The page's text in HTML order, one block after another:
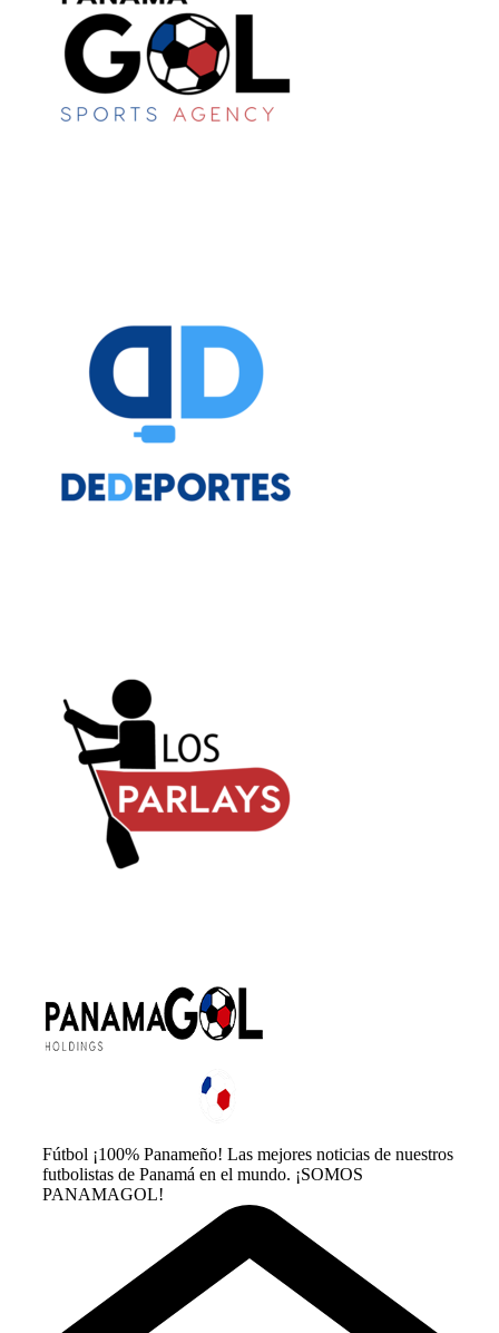
Fútbol ¡100% Panameño! Las mejores noticias de nuestros
futbolistas de Panamá en el mundo. ¡SOMOS
PANAMAGOL!